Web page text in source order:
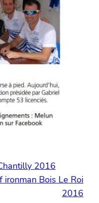
2016
ironman Bois Le Roi
2016